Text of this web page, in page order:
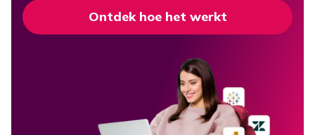
Ontdek hoe het werkt